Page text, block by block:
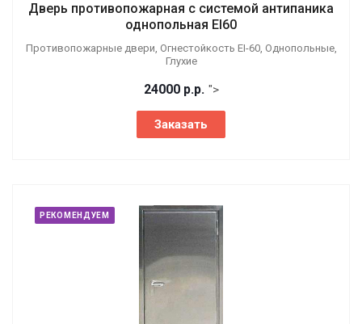
Дверь противопожарная с системой антипаника
однопольная EI60
Противопожарные двери, Огнестойкость EI-60, Однопольные,
Глухие
24000 р.р. ">
Заказать
РЕКОМЕНДУЕМ